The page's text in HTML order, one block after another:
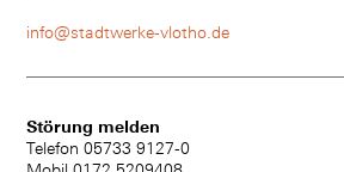
info@stadtwerke-vlotho.de
Störung melden
Telefon 05733 9127-0